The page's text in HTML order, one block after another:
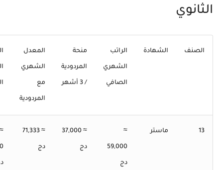
الثانوي
الصنف الشهادة الراتب
الشهري
الصافي
منحة
المردودية
/ 3 أشهر
المعدل
الشهري
مع
المردودية
13 ماستر ≈
59,000
دج
≈ 37,000
دج
≈ 71,333
دج
≈